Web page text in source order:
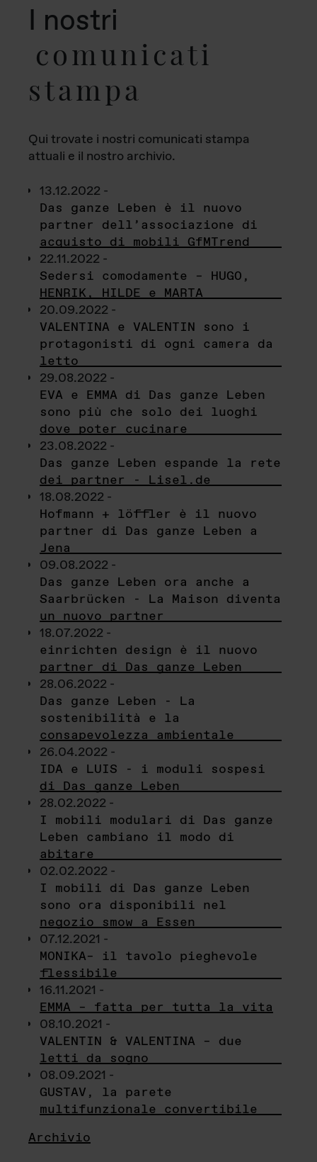
I nostri
comunicati
stampa
Qui trovate i nostri comunicati stampa
attuali e il nostro archivio.
13.12.2022 -
Das ganze Leben è il nuovo
partner dell’associazione di
acquisto di mobili GfMTrend
22.11.2022 -
Sedersi comodamente – HUGO,
HENRIK, HILDE e MARTA
20.09.2022 -
VALENTINA e VALENTIN sono i
protagonisti di ogni camera da
letto
29.08.2022 -
EVA e EMMA di Das ganze Leben
sono più che solo dei luoghi
dove poter cucinare
23.08.2022 -
Das ganze Leben espande la rete
dei partner - Lisel.de
18.08.2022 -
Hofmann + löffler è il nuovo
partner di Das ganze Leben a
Jena
09.08.2022 -
Das ganze Leben ora anche a
Saarbrücken - La Maison diventa
un nuovo partner
18.07.2022 -
einrichten design è il nuovo
partner di Das ganze Leben
28.06.2022 -
Das ganze Leben - La
sostenibilità e la
consapevolezza ambientale
26.04.2022 -
IDA e LUIS - i moduli sospesi
di Das ganze Leben
28.02.2022 -
I mobili modulari di Das ganze
Leben cambiano il modo di
abitare
02.02.2022 -
I mobili di Das ganze Leben
sono ora disponibili nel
negozio smow a Essen
07.12.2021 -
MONIKA– il tavolo pieghevole
flessibile
16.11.2021 -
EMMA – fatta per tutta la vita
08.10.2021 -
VALENTIN & VALENTINA – due
letti da sogno
08.09.2021 -
GUSTAV, la parete
multifunzionale convertibile
Archivio